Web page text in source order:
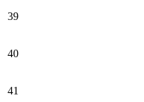
39
40
41